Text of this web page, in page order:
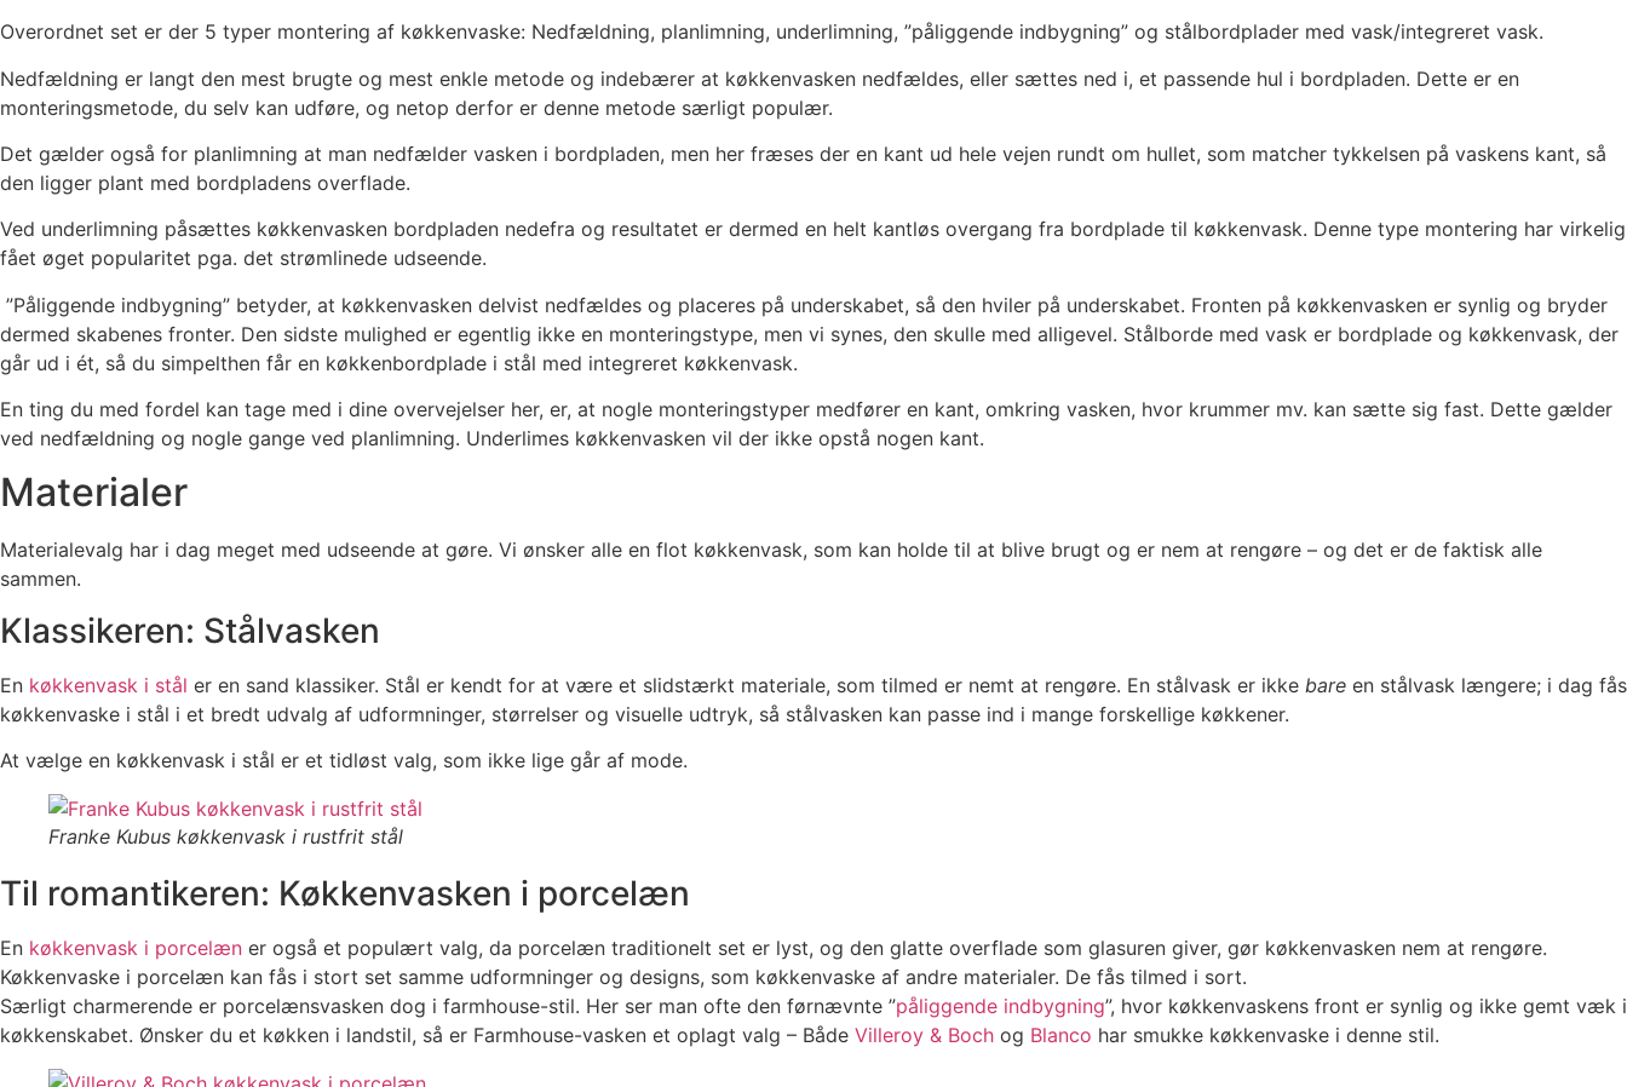
Overordnet set er der 5 typer montering af køkkenvaske: Nedfældning, planlimning, underlimning, ”påliggende indbygning” og stålbordplader med vask/integreret vask.
Nedfældning er langt den mest brugte og mest enkle metode og indebærer at køkkenvasken nedfældes, eller sættes ned i, et passende hul i bordpladen. Dette er en
monteringsmetode, du selv kan udføre, og netop derfor er denne metode særligt populær.
Det gælder også for planlimning at man nedfælder vasken i bordpladen, men her fræses der en kant ud hele vejen rundt om hullet, som matcher tykkelsen på vaskens kant, så
den ligger plant med bordpladens overflade.
Ved underlimning påsættes køkkenvasken bordpladen nedefra og resultatet er dermed en helt kantløs overgang fra bordplade til køkkenvask. Denne type montering har virkelig
fået øget popularitet pga. det strømlinede udseende.
”Påliggende indbygning” betyder, at køkkenvasken delvist nedfældes og placeres på underskabet, så den hviler på underskabet. Fronten på køkkenvasken er synlig og bryder
dermed skabenes fronter. Den sidste mulighed er egentlig ikke en monteringstype, men vi synes, den skulle med alligevel. Stålborde med vask er bordplade og køkkenvask, der
går ud i ét, så du simpelthen får en køkkenbordplade i stål med integreret køkkenvask.
En ting du med fordel kan tage med i dine overvejelser her, er, at nogle monteringstyper medfører en kant, omkring vasken, hvor krummer mv. kan sætte sig fast. Dette gælder
ved nedfældning og nogle gange ved planlimning. Underlimes køkkenvasken vil der ikke opstå nogen kant.
Materialer
Materialevalg har i dag meget med udseende at gøre. Vi ønsker alle en flot køkkenvask, som kan holde til at blive brugt og er nem at rengøre – og det er de faktisk alle
sammen.
Klassikeren: Stålvasken
En køkkenvask i stål er en sand klassiker. Stål er kendt for at være et slidstærkt materiale, som tilmed er nemt at rengøre. En stålvask er ikke bare en stålvask længere; i dag fås
køkkenvaske i stål i et bredt udvalg af udformninger, størrelser og visuelle udtryk, så stålvasken kan passe ind i mange forskellige køkkener.
At vælge en køkkenvask i stål er et tidløst valg, som ikke lige går af mode.
Franke Kubus køkkenvask i rustfrit stål
Til romantikeren: Køkkenvasken i porcelæn
En køkkenvask i porcelæn er også et populært valg, da porcelæn traditionelt set er lyst, og den glatte overflade som glasuren giver, gør køkkenvasken nem at rengøre.
Køkkenvaske i porcelæn kan fås i stort set samme udformninger og designs, som køkkenvaske af andre materialer. De fås tilmed i sort.
Særligt charmerende er porcelænsvasken dog i farmhouse-stil. Her ser man ofte den førnævnte ”påliggende indbygning”, hvor køkkenvaskens front er synlig og ikke gemt væk i
køkkenskabet. Ønsker du et køkken i landstil, så er Farmhouse-vasken et oplagt valg – Både Villeroy & Boch og Blanco har smukke køkkenvaske i denne stil.